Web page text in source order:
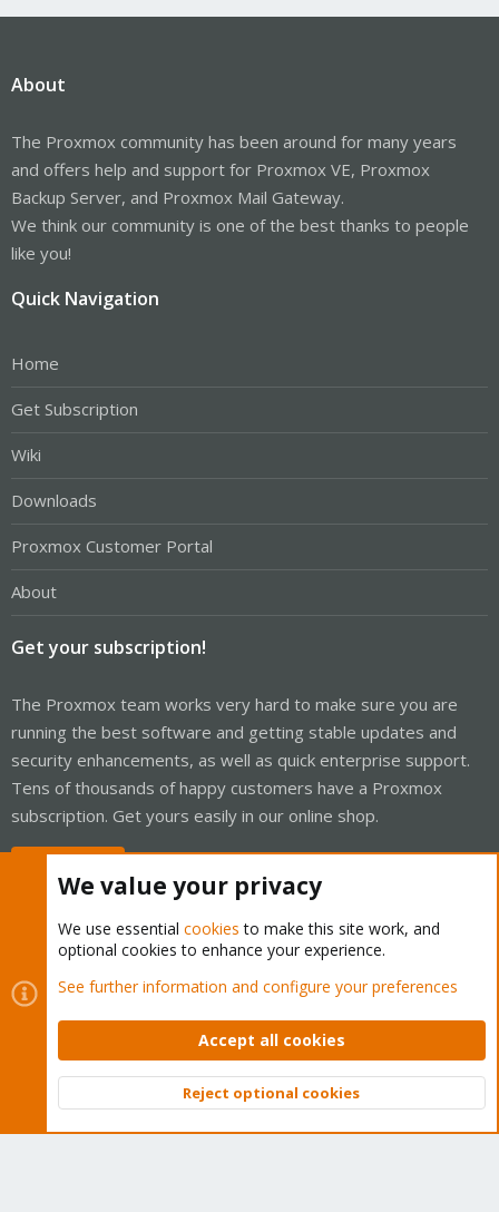
About
The Proxmox community has been around for many years
and offers help and support for Proxmox VE, Proxmox
Backup Server, and Proxmox Mail Gateway.
We think our community is one of the best thanks to people
like you!
Quick Navigation
Home
Get Subscription
Wiki
Downloads
Proxmox Customer Portal
About
Get your subscription!
The Proxmox team works very hard to make sure you are
running the best software and getting stable updates and
security enhancements, as well as quick enterprise support.
Tens of thousands of happy customers have a Proxmox
subscription. Get yours easily in our online shop.
Cookies
Proxmox Support Forum - Light Mode
Contact us
Terms and rules Privacy policy Help Home
Community platform by XenForo © 2010-2026 XenForo Ltd.
Top
We value your privacy
We use essential cookies to make this site work, and
optional cookies to enhance your experience.
See further information and configure your preferences
Accept all cookies
Reject optional cookies